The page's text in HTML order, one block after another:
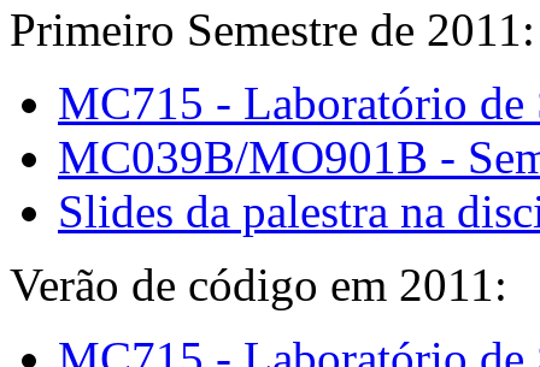
Primeiro Semestre de 2011:
MC715 - Laboratório de
MC039B/MO901B -
Slides da palestra na
Verão de código em 2011: